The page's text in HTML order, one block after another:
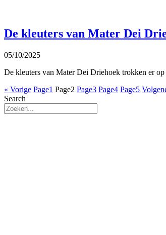
De kleuters van Mater Dei
05/10/2025
De kleuters van Mater Dei Driehoek trokken er
« Vorige Page1 Page2 Page3 Page4 Page5
Search